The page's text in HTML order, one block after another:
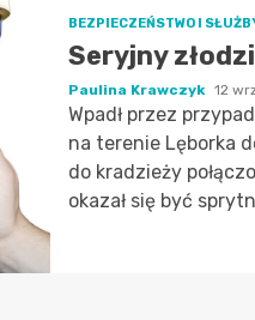
BEZPIECZEŃSTWO I
Seryjny
Paulina Krawczyk 12
Wpadł przez
na terenie Lęborka
do kradzieży
okazał się być